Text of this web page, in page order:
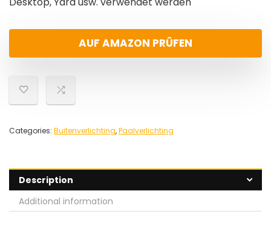
AUF AMAZON PRÜFEN
Categories: Buitenverlichting,Paalverlichting
Description
Additional information